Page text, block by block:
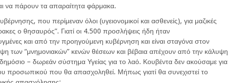
να πάρουν τα απαραίτητα φάρμακα.
που περίμεναν όλοι (υγειονομικοί και ασθενείς), για μαζικές
ο θησαυρός”. Γιατί οι 4.500 προσλήψεις ήδη ήταν
και από την προηγούμενη κυβέρνηση και είναι σταγόνα στον
των “μνημονιακών” κενών θέσεων και βέβαια απέχουν από την κάλυψη
– δωρεάν σύστημα Υγείας για το λαό. Κουβέντα δεν ακούσαμε για
προσωπικού που θα απασχοληθεί. Μήπως γιατί θα συνεχιστεί το